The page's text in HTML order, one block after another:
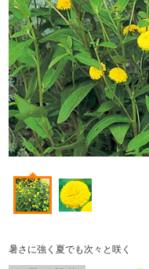
暑さに強く夏でも次々と咲く